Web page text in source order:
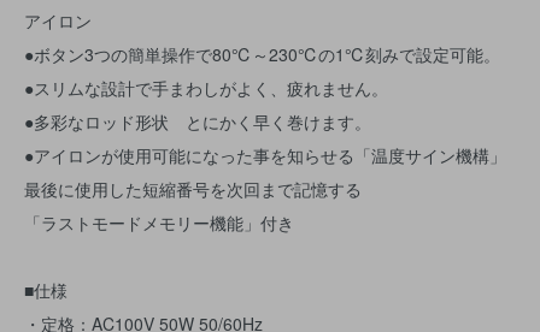
アイロン
●ボタン3つの簡単操作で80℃～230℃の1℃刻みで設定可能。
●スリムな設計で手まわしがよく、疲れません。
●多彩なロッド形状 とにかく早く巻けます。
●アイロンが使用可能になった事を知らせる「温度サイン機構」
最後に使用した短縮番号を次回まで記憶する
「ラストモードメモリー機能」付き
■仕様
・定格：AC100V 50W 50/60Hz